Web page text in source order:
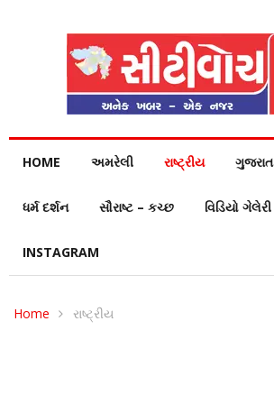
HOME અમરેલી રાષ્ટ્રીય ગુજરાત
ધર્મ દર્શન સૌરાષ્ટ – કચ્છ વિડિયો ગેલેરી
INSTAGRAM
Home રાષ્ટ્રીય